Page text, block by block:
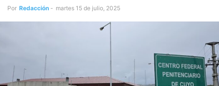
Por Redacción - martes 15 de julio, 2025